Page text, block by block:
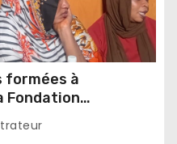
formées à
Fondation